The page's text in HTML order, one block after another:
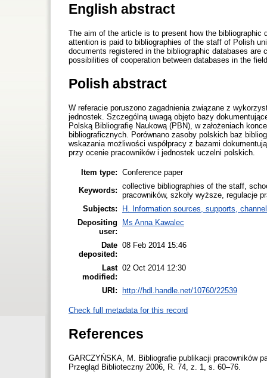
English abstract
The aim of the article is to present how the
attention is paid to bibliographies of the staff of Polish
documents registered in the bibliographic databases
possibilities of cooperation between databases in the
Polish abstract
W referacie poruszono zagadnienia związane z
jednostek. Szczególną uwagą objęto bazy
Polską Bibliografię Naukową (PBN), w założeniach
bibliograficznych. Porównano zasoby polskich baz
wskazania możliwości współpracy z bazami
przy ocenie pracowników i jednostek uczelni polskich.
Item type: Conference paper
Keywords: collective bibliographies of the staff,
pracowników, szkoły wyższe, regulacje
Subjects:
H. Information sources, supports,
Depositing
user:
Ms Anna Kawalec
Date
deposited:
08 Feb 2014 15:46
Last
modified:
02 Oct 2014 12:30
URI: http://hdl.handle.net/10760/22539
Check full metadata for this record
References
GARCZYŃSKA, M. Bibliografie publikacji pracowników
Przegląd Biblioteczny 2006, R. 74, z. 1, s. 60–76.